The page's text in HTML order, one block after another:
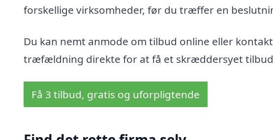
forskellige virksomheder, før du træffer en
Du kan nemt anmode om tilbud online eller
træfældning direkte for at få et skræddersyet
Få 3 tilbud, gratis og uforpligtende